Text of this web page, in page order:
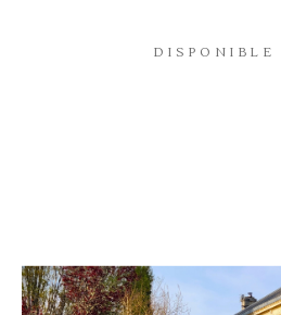
DISPONIBLE